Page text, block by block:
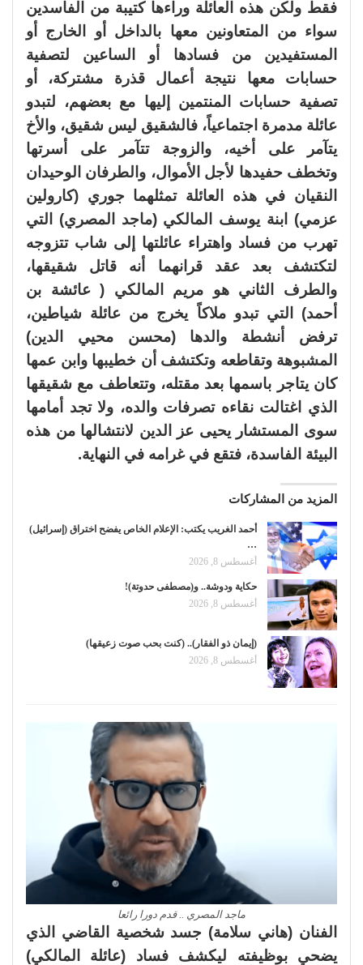
فقط ولكن هذه العائلة وراءها كتيبة من الفاسدين
سواء من المتعاونين معها بالداخل أو الخارج أو
المستفيدين من فسادها أو الساعين لتصفية
حسابات معها نتيجة أعمال قذرة مشتركة، أو
تصفية حسابات المنتمين إليها مع بعضهم، لتبدو
عائلة مدمرة اجتماعياً، فالشقيق ليس شقيق، والأخ
يتآمر على أخيه، والزوجة تتآمر على أسرتها
وتخطف حفيدها لأجل الأموال، والطرفان الوحيدان
النقيان في هذه العائلة تمثلهما جوري (كارولين
عزمي) ابنة يوسف المالكي (ماجد المصري) التي
تهرب من فساد واهتراء عائلتها إلى شاب تتزوجه
لتكتشف بعد عقد قرانهما أنه قاتل شقيقها،
والطرف الثاني هو مريم المالكي ( عائشة بن
أحمد) التي تبدو ملاكاً يخرج من عائلة شياطين،
ترفض أنشطة والدها (محسن محيي الدين)
المشبوهة وتقاطعه وتكتشف أن خطيبها وابن عمها
كان يتاجر باسمها بعد مقتله، وتتعاطف مع شقيقها
الذي اغتالت نقاءه تصرفات والده، ولا تجد أمامها
سوى المستشار يحيى عز الدين لانتشالها من هذه
البيئة الفاسدة، فتقع في غرامه في النهاية.
المزيد من المشاركات
أحمد الغريب يكتب: الإعلام الخاص يفضح اختراق (إسرائيل)
…
أغسطس 8, 2026
حكاية ودوشة.. و(مصطفى حدوتة)!
أغسطس 8, 2026
(إيمان ذو الفقار).. (كنت بحب صوت زعيقها)
أغسطس 8, 2026
ماجد المصري .. قدم دورا رائعا
الفنان (هاني سلامة) جسد شخصية القاضي الذي
يضحي بوظيفته ليكشف فساد (عائلة المالكي)